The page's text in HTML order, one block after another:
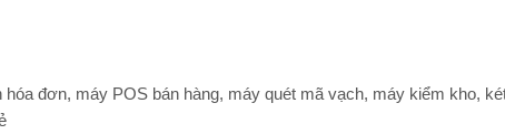
đơn, máy POS bán hàng, máy quét mã vạch, máy kiểm kho,